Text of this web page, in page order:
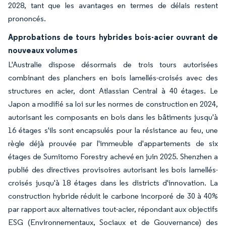
2028, tant que les avantages en termes de délais restent
prononcés.
Approbations de tours hybrides bois-acier ouvrant de
nouveaux volumes
L'Australie dispose désormais de trois tours autorisées
combinant des planchers en bois lamellés-croisés avec des
structures en acier, dont Atlassian Central à 40 étages. Le
Japon a modifié sa loi sur les normes de construction en 2024,
autorisant les composants en bois dans les bâtiments jusqu'à
16 étages s'ils sont encapsulés pour la résistance au feu, une
règle déjà prouvée par l'immeuble d'appartements de six
étages de Sumitomo Forestry achevé en juin 2025. Shenzhen a
publié des directives provisoires autorisant les bois lamellés-
croisés jusqu'à 18 étages dans les districts d'innovation. La
construction hybride réduit le carbone incorporé de 30 à 40%
par rapport aux alternatives tout-acier, répondant aux objectifs
ESG (Environnementaux, Sociaux et de Gouvernance) des